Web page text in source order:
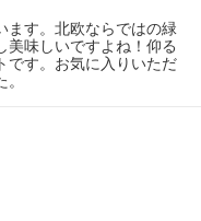
ます。北欧ならではの緑
美味しいですよね！仰る
です。お気に入りいただ